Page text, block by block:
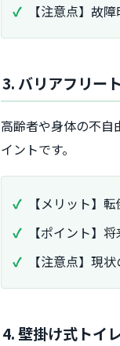
【注意点】故
3. バリアフリー
高齢者や身体の不自
イントです。
【メリット】
【ポイント】
【注意点】現
4. 壁掛け式トイ